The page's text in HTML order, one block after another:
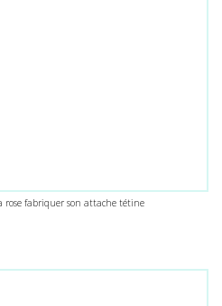
rose fabriquer son attache tétine